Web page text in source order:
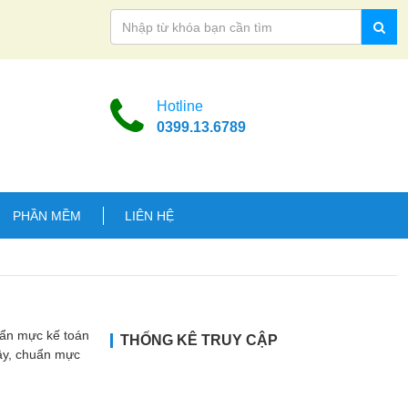
Hotline
0399.13.6789
PHẦN MỀM LIÊN HỆ
mực kế toán
chuẩn mực
THỐNG KÊ TRUY CẬP